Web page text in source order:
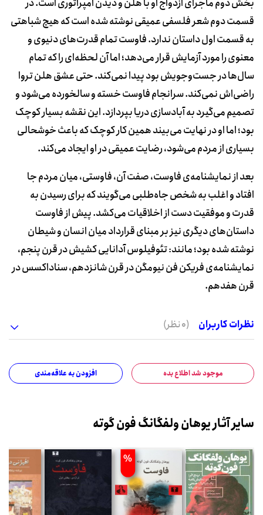
بخش دوم ماجرای ازدواج او با هلن و دیدن امپراتوری است. در
قسمت دوم شعر فلسفی عمیقی نوشته شده است که هیچ شباهتی
به قسمت اول داستان ندارد. فاوست تمام قدرت‌های دنیوی و
معنوی را مورد آزمایش قرار می‌دهد؛ اما آن لحظه‌ای را که تمام
سال‌ها در جست‌وجویش بود پیدا نمی‌کند. حتی عشق هلن تروا
راضی‌اش نمی‌کند. سرانجام فاوست خسته و سالخورده می‌شود و
تصمیم می‌گیرد به آبادسازی دریا بپردازد. این نقشه بسیار کوچک
بود؛ اما او در نهایت می‌بیند همین کار کوچک که باعث خوشحالی
بسیاری از مردم می‌شود، رضایت عمیقی در او ایجاد می‌کند.
بعد از نمایشنامه‌ی فاوست، صفت آن، فاوستی، میان مردم جا
افتاد و اغلب به شخص جاه‌طلبی می‌گویند که برای رسیدن به
قدرت و موفقیت دست از اخلاقیات می‌کشد. پیش از فاوست
داستان‌های دیگری نیز بر مبنای قرارداد میان انسان و شیطان
نوشته شده بود؛ مانند: تئوفیلوس آدانایی کشیش در قرن پنجم،
نمایشنامه‌ی فریکن فن نیومگن در قرن شانزدهم، سناداکسس در
قرن هفدهم.
نظرات کاربران (0 نظر)
موجود شد اطلاع بده افزودن به علاقه‌مندی
سایر آثار یوهان ولفگانگ فون گوته
%